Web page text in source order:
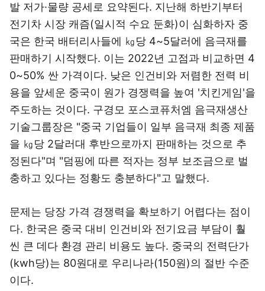
발 저가·물량 공세로 요약된다. 지난해 하반기부터
전기차 시장 캐즘(일시적 수요 둔화)이 심화하자 중
국은 한국 배터리사들에 ㎏당 4~5달러에 음극재를
판매하기 시작했다. 이는 2022년 고점과 비교하면 4
0~50% 싼 가격이다. 낮은 인건비와 저렴한 전력 비
용을 앞세운 중국이 원가 경쟁력을 높여 '치킨게임'을
주도하는 것이다. 구경모 포스코퓨처엠 음극재생산
기술그룹장은 "중국 기업들이 일부 음극재 최종 제품
을 ㎏당 2달러대 후반으로까지 판매하는 것으로 추
정된다"며 "덤핑에 따른 적자는 정부 보조금으로 벌
충하고 있다는 정황도 충분하다"고 말했다.
문제는 당장 가격 경쟁력을 확보하기 어렵다는 점이
다. 한국은 중국 대비 인건비와 전기요금 부담이 훨
씬 큰 데다 환경 관리 비용도 높다. 중국의 전력단가
(kwh당)는 80원대로 우리나라(150원)의 절반 수준
이다.